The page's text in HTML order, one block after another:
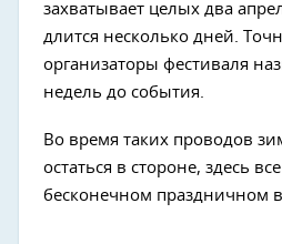
захватывает целых два
длится несколько дней.
организаторы фестиваля
недель до события.
Во время таких проводов
остаться в стороне, здесь
бесконечном праздничном